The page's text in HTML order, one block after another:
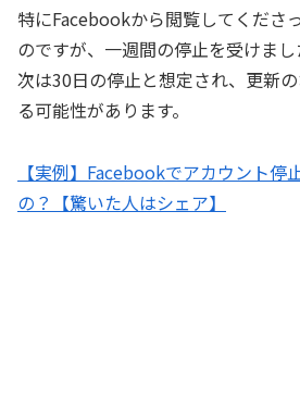
特にFacebookから閲覧してくださ
のですが、一週間の停止を受けまし
次は30日の停止と想定され、更新
る可能性があります。
【実例】Facebookでアカウント停
の？【驚いた人はシェア】